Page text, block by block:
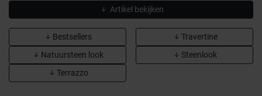
Artikel bekijken
Bestsellers
Natuursteen look
Terrazzo
Travertine
Steenlook